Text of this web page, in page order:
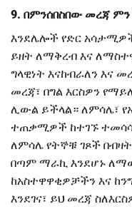
9. በምንሰበስበው መረጃ ምን
እንደሌሎች የድር
ይዘት ለማቅረብ እና
ግላዊነት እናከብራለን እና
መረጃ፣ በግል እርስዎን
ሊውል ይችላል። ለምሳሌ፣
ተጠቃሚዎች ከተገኙ
ለምሳሌ የትኞቹ ገጾች
በጣም ማራኪ እንደሆኑ
ከአስተዋዋቂዎቻችን እና
እንደገና፣ ይህ መረጃ